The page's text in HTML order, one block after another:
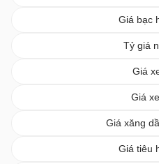
Giá bạc
Tỷ giá
Giá
Giá
Giá xăng
Giá tiêu